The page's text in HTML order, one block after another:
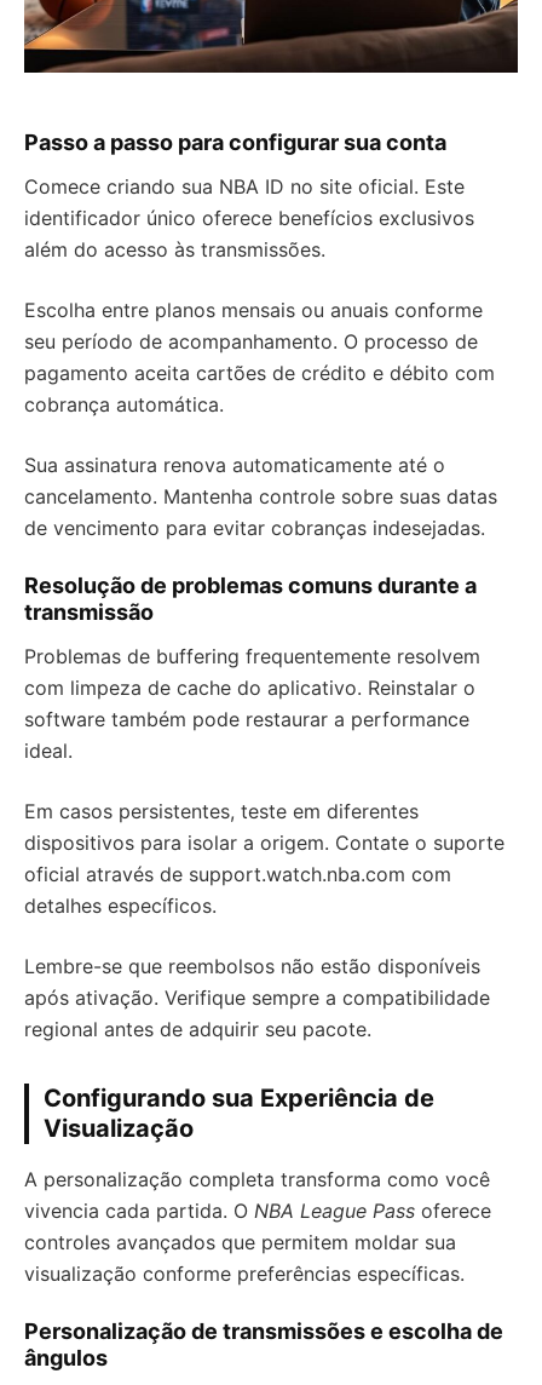
Passo a passo para configurar sua conta
Comece criando sua NBA ID no site oficial. Este
identificador único oferece benefícios exclusivos
além do acesso às transmissões.
Escolha entre planos mensais ou anuais conforme
seu período de acompanhamento. O processo de
pagamento aceita cartões de crédito e débito com
cobrança automática.
Sua assinatura renova automaticamente até o
cancelamento. Mantenha controle sobre suas datas
de vencimento para evitar cobranças indesejadas.
Resolução de problemas comuns durante a
transmissão
Problemas de buffering frequentemente resolvem
com limpeza de cache do aplicativo. Reinstalar o
software também pode restaurar a performance
ideal.
Em casos persistentes, teste em diferentes
dispositivos para isolar a origem. Contate o suporte
oficial através de support.watch.nba.com com
detalhes específicos.
Lembre-se que reembolsos não estão disponíveis
após ativação. Verifique sempre a compatibilidade
regional antes de adquirir seu pacote.
Configurando sua Experiência de
Visualização
A personalização completa transforma como você
vivencia cada partida. O NBA League Pass oferece
controles avançados que permitem moldar sua
visualização conforme preferências específicas.
Personalização de transmissões e escolha de
ângulos